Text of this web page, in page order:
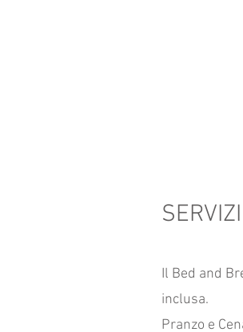
SERVIZI
Il Bed and
inclusa.
Pranzo e